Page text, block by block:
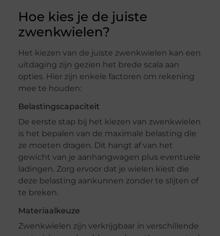
Hoe kies je de juiste
zwenkwielen?
Het kiezen van de juiste zwenkwielen kan een
uitdaging zijn gezien het brede scala aan
opties. Hier zijn enkele factoren om rekening
mee te houden:
Belastingscapaciteit
De eerste stap bij het kiezen van zwenkwielen
is het bepalen van de maximale belasting die
ze moeten dragen. Dit hangt af van het
gewicht van je aanhangwagen plus eventuele
ladingen. Zorg ervoor dat je wielen kiest die
deze belasting aankunnen zonder te slijten of
te breken.
Materiaalkeuze
Zwenkwielen zijn verkrijgbaar in verschillende